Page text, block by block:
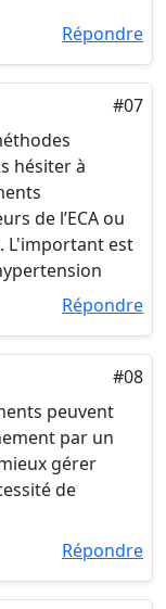
Répondre
#07
hésiter à
de l’ECA ou
L'important est
Répondre
#08
peuvent
par un
gérer
de
Répondre